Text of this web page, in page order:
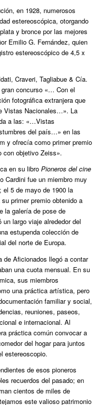
en 1928, numerosos
estereoscópica, otorgando
y bronce por las mejores
Emilio G. Fernández, quien
estereoscópico de 4,5 x
Craveri, Tagliabue & Cía.
concurso «… Con el
fotográfica extranjera que
Vistas Nacionales…». La
a las: «…Vistas
del país…» en las
y ofrecía como primer premio
con objetivo Zeiss».
en su libro Pioneros del cine
Cardini fue un miembro muy
el 5 de mayo de 1900 la
primer premio obtenido a
la galería de pose de
largo viaje alrededor del
estupenda colección de
del norte de Europa.
de Aficionados llegó a contar
una cuota mensual. En su
sus miembros
una práctica artística, pero
familiar y social,
reuniones, paseos,
e internacional. Al
práctica común convocar a
del hogar para juntos
estereoscopio.
de esos pioneros
recuerdos del pasado; en
cientos de miles de
este valioso patrimonio